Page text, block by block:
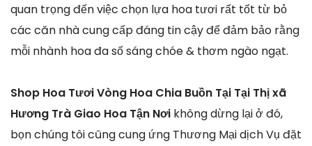
quan trọng đến việc chọn lựa hoa tươi rất tốt từ bỏ
các căn nhà cung cấp đáng tin cậy để đảm bảo rằng
mỗi nhành hoa đa số sáng chóe & thơm ngào ngạt.
Shop Hoa Tươi Vòng Hoa Chia Buồn Tại Tại Thị xã
Hương Trà Giao Hoa Tận Nơi không dừng lại ở đó,
bọn chúng tôi cũng cung ứng Thương Mại dịch Vụ đặt